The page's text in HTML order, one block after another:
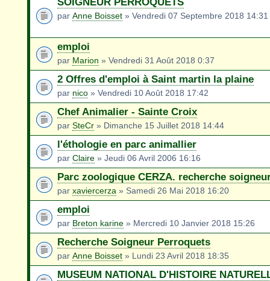
par Anne Boisset » Vendredi 07 Septembre 2018 14:31
emploi
par Marion » Vendredi 31 Août 2018 0:37
2 Offres d'emploi à Saint martin la plaine
par nico » Vendredi 10 Août 2018 17:42
Chef Animalier - Sainte Croix
par SteCr » Dimanche 15 Juillet 2018 14:44
l'éthologie en parc animallier
par Claire » Jeudi 06 Avril 2006 16:16
Parc zoologique CERZA. recherche
par xaviercerza » Samedi 26 Mai 2018 16:20
emploi
par Breton karine » Mercredi 10 Janvier 2018 15:26
Recherche Soigneur Perroquets
par Anne Boisset » Lundi 23 Avril 2018 18:35
MUSEUM NATIONAL D'HISTOIRE